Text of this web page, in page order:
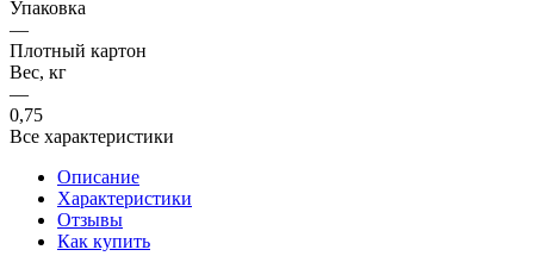
Упаковка
—
Плотный картон
Вес, кг
—
0,75
Все характеристики
Описание
Характеристики
Отзывы
Как купить